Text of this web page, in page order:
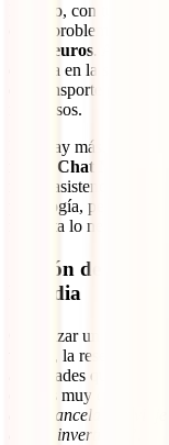
Por ello, con tu IATI
como problemas con
1.500 euros. Además,
demora en la salida
del transporte por
más casos.
Pero hay más.
mejor Chat Médico
mejor asistencia para
psicología, pediatría,
mascota lo necesitara.
Opción de
Islandia
Organizar un gran
vuelos, la reserva de
actividades que
ello, es muy común
debo cancelar mi
dinero invertido?”